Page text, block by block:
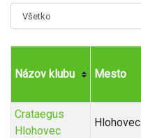
Názov klubu Mesto
Crataegus
Hlohovec
Hlohovec